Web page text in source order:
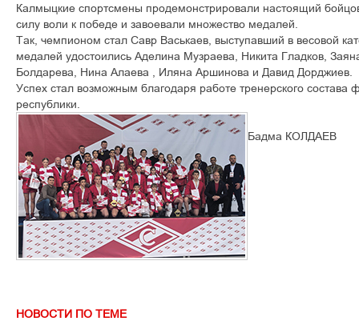
Калмыцкие спортсмены продемонстрировали настоящий
силу воли к победе и завоевали множество медалей.
Так, чемпионом стал Савр Васькаев, выступавший в весовой
медалей удостоились Аделина Музраева, Никита Гладков,
Болдарева, Нина Алаева , Иляна Аршинова и Давид Дорджиев.
Успех стал возможным благодаря работе тренерского состава
республики.
Бадма КОЛДАЕВ
НОВОСТИ ПО ТЕМЕ